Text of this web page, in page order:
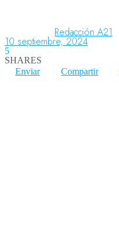
Aeronáutica
Aeropuertos
Redacción A21
10 septiembre, 2024
5
SHARES
Enviar
Compartir